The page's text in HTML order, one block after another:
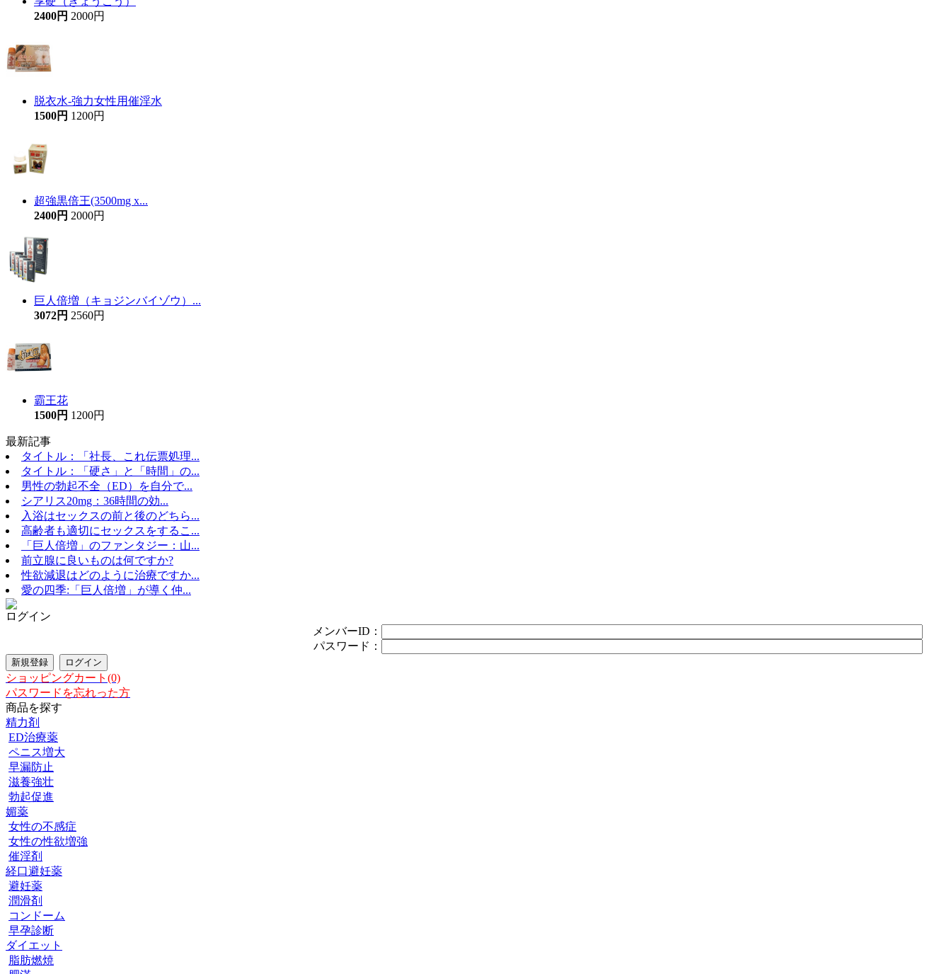
2400円 2000円
脱衣水-強力女性用催淫水
1500円 1200円
超強黒倍王(3500mg x...
2400円 2000円
巨人倍増（キョジンバイゾウ）...
3072円 2560円
霸王花
1500円 1200円
最新記事
タイトル：「社長、これ伝票処理...
タイトル：「硬さ」と「時間」の...
男性の勃起不全（ED）を自分で...
シアリス20mg：36時間の効...
入浴はセックスの前と後のどちら...
高齢者も適切にセックスをするこ...
「巨人倍増」のファンタジー：山...
前立腺に良いものは何ですか?
性欲減退はどのように治療ですか...
愛の四季:「巨人倍増」が導く仲...
ログイン
メンバーID：
パスワード：
ショッピングカート(0)
パスワードを忘れった方
商品を探す
精力剤
ED治療薬
ペニス増大
早漏防止
滋養強壮
勃起促進
媚薬
女性の不感症
女性の性欲増強
催淫剤
経口避妊薬
避妊薬
潤滑剤
コンドーム
早孕診断
ダイエット
脂肪燃焼